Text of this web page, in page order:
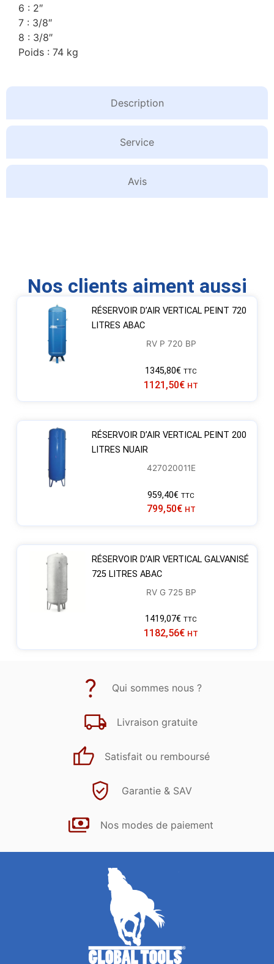
Description
Service
Avis
6 : 2″
7 : 3/8″
8 : 3/8″
Poids : 74 kg
Nos clients aiment aussi
RÉSERVOIR D’AIR VERTICAL PEINT 720
LITRES ABAC
RV P 720 BP
1345,80€ TTC
1121,50€ HT
RÉSERVOIR D’AIR VERTICAL PEINT 200
LITRES NUAIR
427020011E
959,40€ TTC
799,50€ HT
RÉSERVOIR D’AIR VERTICAL GALVANISÉ
725 LITRES ABAC
RV G 725 BP
1419,07€ TTC
1182,56€ HT
Qui sommes nous ?
Livraison gratuite
Satisfait ou remboursé
Garantie & SAV
Nos modes de paiement